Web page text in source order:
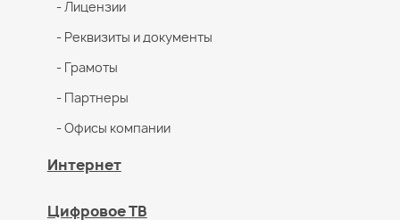
- Лицензии
- Реквизиты и документы
- Грамоты
- Партнеры
- Офисы компании
Интернет
Цифровое ТВ